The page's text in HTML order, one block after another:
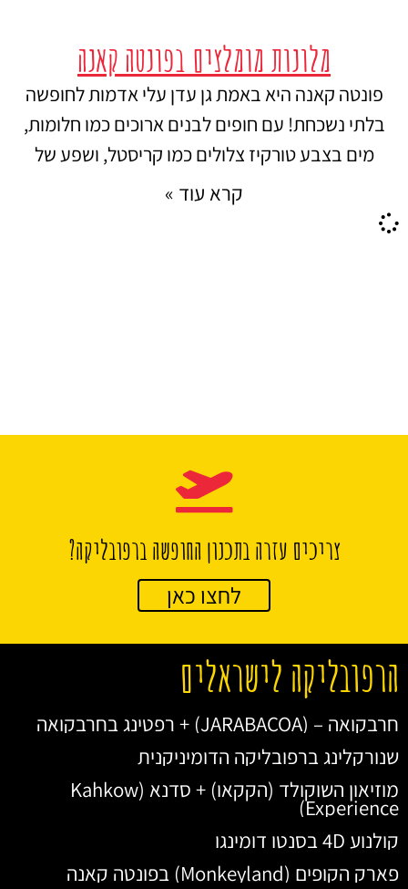
מלונות מומלצים בפונטה קאנה
פונטה קאנה היא באמת גן עדן עלי אדמות לחופשה
בלתי נשכחת! עם חופים לבנים ארוכים כמו חלומות,
מים בצבע טורקיז צלולים כמו קריסטל, ושפע של
קרא עוד »
צריכים עזרה בתכנון החופשה ברפובליקה?
לחצו כאן
הרפובליקה לישראלים
חרבקואה – (JARABACOA) + רפטינג בחרבקואה
שנורקלינג ברפובליקה הדומיניקנית
מוזיאון השוקולד (הקקאו) + סדנא (Kahkow
Experience)
קולנוע 4D בסנטו דומינגו
פארק הקופים (Monkeyland) בפונטה קאנה